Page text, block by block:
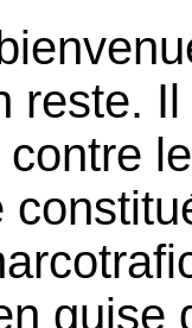
reste.
contre
guise